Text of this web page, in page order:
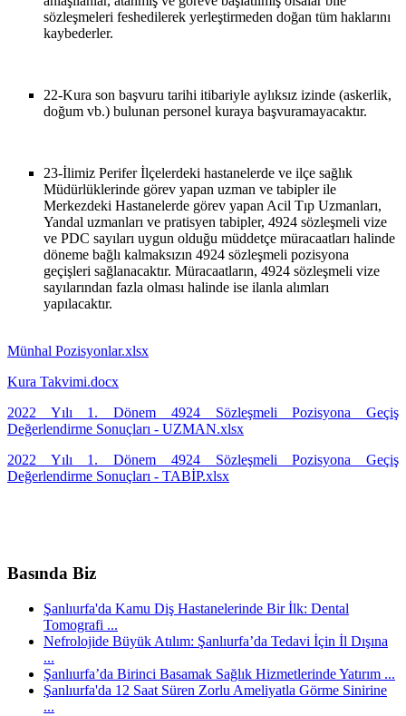
sözleşmeleri feshedilerek yerleştirmeden doğan tüm haklarını
kaybederler.
22-Kura son başvuru tarihi itibariyle aylıksız izinde (askerlik,
doğum vb.) bulunan personel kuraya başvuramayacaktır.
23-İlimiz Perifer İlçelerdeki hastanelerde ve ilçe sağlık
Müdürlüklerinde görev yapan uzman ve tabipler ile
Merkezdeki Hastanelerde görev yapan Acil Tıp Uzmanları,
Yandal uzmanları ve pratisyen tabipler, 4924 sözleşmeli vize
ve PDC sayıları uygun olduğu müddetçe müracaatları halinde
döneme bağlı kalmaksızın 4924 sözleşmeli pozisyona
geçişleri sağlanacaktır. Müracaatların, 4924 sözleşmeli vize
sayılarından fazla olması halinde ise ilanla alımları
yapılacaktır.
Münhal Pozisyonlar.xlsx
Kura Takvimi.docx
2022 Yılı 1. Dönem 4924 Sözleşmeli Pozisyona Geçiş
Değerlendirme Sonuçları - UZMAN.xlsx
2022 Yılı 1. Dönem 4924 Sözleşmeli Pozisyona Geçiş
Değerlendirme Sonuçları - TABİP.xlsx
Basında Biz
Şanlıurfa'da Kamu Diş Hastanelerinde Bir İlk: Dental
Tomografi ...
Nefrolojide Büyük Atılım: Şanlıurfa’da Tedavi İçin İl Dışına
...
Şanlıurfa’da Birinci Basamak Sağlık Hizmetlerinde Yatırım ...
Şanlıurfa'da 12 Saat Süren Zorlu Ameliyatla Görme Sinirine
...